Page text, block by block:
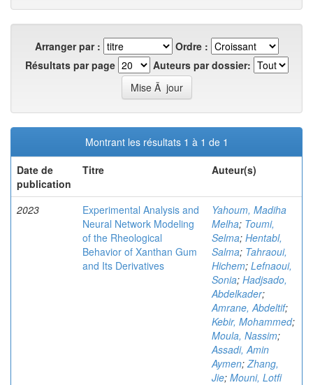
Arranger par :
Ordre :
Résultats par page
Auteurs par dossier:
Montrant les résultats 1 à 1 de 1
Date de
publication
Titre Auteur(s)
2023
Experimental Analysis and
Neural Network Modeling
of the Rheological
Behavior of Xanthan Gum
and Its Derivatives
Yahoum, Madiha
Melha; Toumi,
Selma; Hentabl,
Salma; Tahraoui,
Hichem; Lefnaoui,
Sonia; Hadjsado,
Abdelkader;
Amrane, Abdeltif;
Kebir, Mohammed;
Moula, Nassim;
Assadi, Amin
Aymen;Zhang,
Jie; Mouni, Lotfi